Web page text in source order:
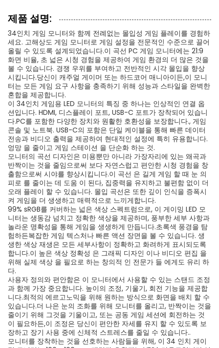
제품 설명:
34인치 게임 모니터와 함께 전례없는 몰입성 게임 플레이를 경험하
세요. 고해상도 게임 모니터로 게임 설정을 전문적인 수준으로 끌어
올릴 수 있도록 설계되었습니다.이 곡선 PC 게임 모니터에는 21:9
화면 비율, 초 넓은 시청 경험을 제공하여 게임 환경의 더 많은 것을
볼 수 있습니다. 경쟁 우위를 부여하고 전반적인 시각 몰입을 향상
시킵니다.당신이 캐주얼 게이머 또는 하드코어 매니아이든,이 모니
터는 모든 게임 요구 사항을 충족하기 위해 성능과 스타일을 완벽한
혼합을 제공합니다.
이 34인치 게임용 LED 모니터의 특징 중 하나는 인상적인 연결 옵
션입니다. HDMI, 디스플레이 포트, USB-C 포트가 장착되어 있습니
다.PC를 포함한 다양한 장치와 원활한 호환성을 보장합니다., 게임
콘솔 및 노트북. USB-C의 포함은 단일 케이블을 통해 빠른 데이터
전송과 비디오 출력을 제공하여 현대적인 설정에 특히 유용합니다.
엉망 을 줄이고 게임 스테이션 을 단순화 하는 것.
모니터의 곡선 디자인은 미용뿐만 아니라 가장자리에 있는 왜곡과
반짝이는 것을 줄임으로써 보다 자연스럽고 편안한 시청 경험을 창
출함으로써 시야를 향상시킵니다.이 곡선 은 길게 게임 할 때 눈 의
피로 를 줄이는 데 도움 이 된다, 집중력을 유지하고 불편함 없이 더
오래 플레이 할 수 있습니다. 몰입 곡선은 또한 깊이 인식을 증폭시
켜 게임을 더 생생하고 매력적으로 느끼게합니다.
99% sRGB를 커버하는 넓은 색상 스펙트럼으로, 이 게이밍 LED 모
니터는 생동감 넘치고 정확한 색상을 제공하며, 풍부한 세부 사항과
놀라운 명확성을 통해 게임을 생생하게 만듭니다.초록색 풍경을 탐
험하든복잡한 게임 텍스처나 빠른 액션 장면을 볼 수 있습니다. 생
생한 색상 재생은 모든 세부사항이 정확하고 화려하게 표시되도록
합니다.이 높은 색상 정확성 은 그래픽 디자인 이나 비디오 편집 을
위해 실제 색상 을 필요로 하는 창의적 인 전문가 들 에게도 유리 하
다.
사용자 정의와 편안함은 이 모니터에서 사용할 수 있는 스탠드 조정
과 함께 가장 중요합니다. 높이의 조정, 기울기, 회전 기능을 제공합
니다.최적의 에르고노믹을 위해 원하는 방식으로 화면을 배치 할 수
있습니다.더 나은 눈의 조화를 위해 모니터를 올리고, 반짝이는 것을
줄이기 위해 그것을 기울이고, 또는 공동 게임 세션에 회전하는 것
이 필요하든,이 조정은 당신이 편안한 자세를 유지 할 수 있도록 보
장하고 장기 사용 중에 신체적 스트레스를 줄일 수 있습니다..
모니터를 장착하는 것을 선호하는 사람들을 위해, 이 34 인치 게이